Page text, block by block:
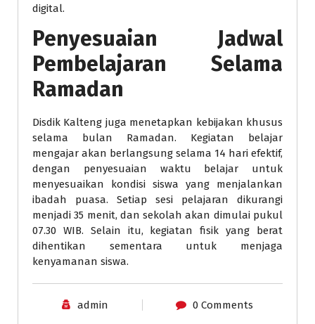
digital.
Penyesuaian Jadwal
Pembelajaran Selama
Ramadan
Disdik Kalteng juga menetapkan kebijakan khusus
selama bulan Ramadan. Kegiatan belajar
mengajar akan berlangsung selama 14 hari efektif,
dengan penyesuaian waktu belajar untuk
menyesuaikan kondisi siswa yang menjalankan
ibadah puasa. Setiap sesi pelajaran dikurangi
menjadi 35 menit, dan sekolah akan dimulai pukul
07.30 WIB. Selain itu, kegiatan fisik yang berat
dihentikan sementara untuk menjaga
kenyamanan siswa.
admin 0 Comments